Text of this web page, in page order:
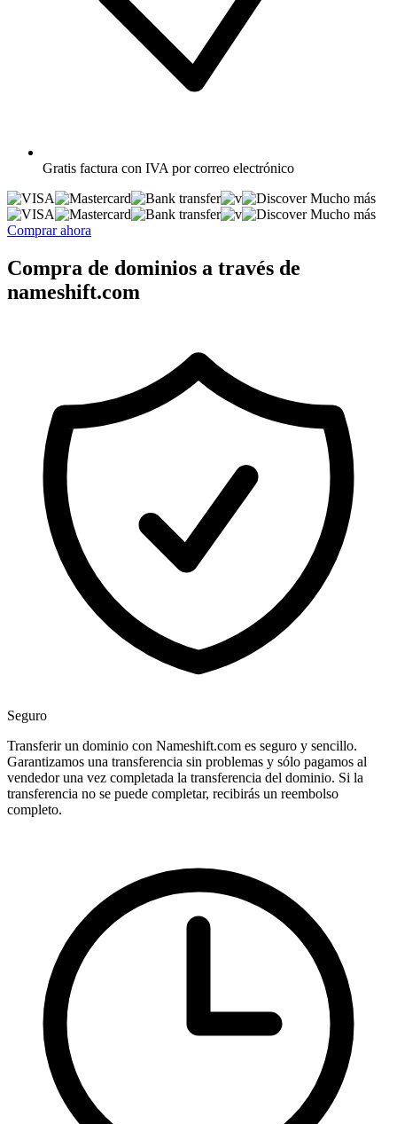
Gratis factura con IVA por correo electrónico
Mucho más
Mucho más
Comprar ahora
Compra de dominios a través de
nameshift.com
Seguro
Transferir un dominio con Nameshift.com es seguro y sencillo.
Garantizamos una transferencia sin problemas y sólo pagamos al
vendedor una vez completada la transferencia del dominio. Si la
transferencia no se puede completar, recibirás un reembolso
completo.